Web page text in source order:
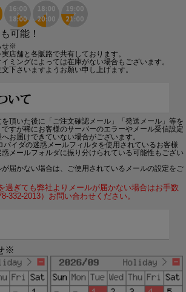
可能！
せ※
店舗と各販路で共有しております。
ミングによっては在庫がない場合もございます。
下さいますようお願い申し上げます。
頂いた後に「ご注文確認メール」「発送メール」等を
すが稀にお客様のサーバーのエラーやメール受信設定
お届けできていない場合がございます。
バイダの迷惑メールフィルタを使用されているお客様
メールフォルダに振り分けられている可能性もござい
届かない場合は、ご使用されているメールの設定をご
過ぎても弊社よりメールが届かない場合はお手数
332-2013）お問い合わせください。
※